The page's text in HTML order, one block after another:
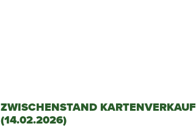
ZWISCHENSTAND KARTENVERKAUF
(14.02.2026)